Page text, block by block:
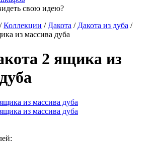
/ Коллекции / Дакота / Дакота из дуба /
из массива дуба
2 ящика из